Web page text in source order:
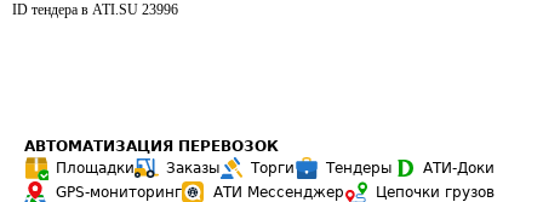
ID тендера в ATI.SU 23996
АВТОМАТИЗАЦИЯ ПЕРЕВОЗОК
Площадки
Заказы Торги Тендеры
АТИ-Доки
GPS-мониторинг
АТИ Мессенджер
Цепочки грузов